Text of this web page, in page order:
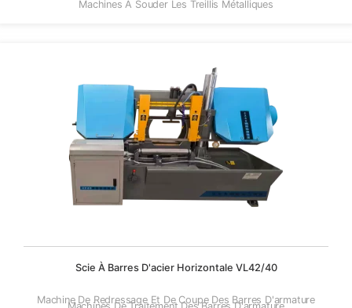
Machines À Souder Les Treillis Métalliques
Scie À Barres D'acier Horizontale VL42/40
Machine De Redressage Et De Coupe Des Barres D'armature